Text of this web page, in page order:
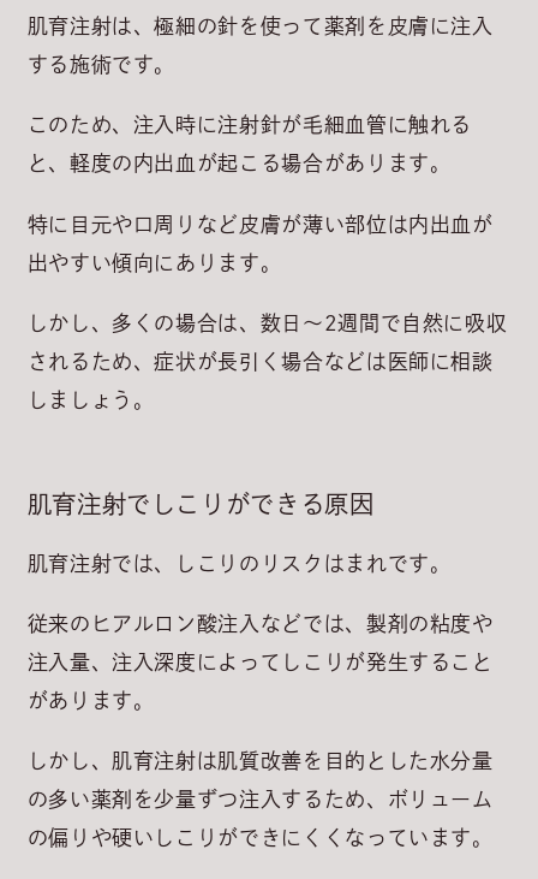
肌育注射は、極細の針を使って薬剤を皮膚に注入
する施術です。
このため、注入時に注射針が毛細血管に触れる
と、軽度の内出血が起こる場合があります。
特に目元や口周りなど皮膚が薄い部位は内出血が
出やすい傾向にあります。
しかし、多くの場合は、 数日～2週間で自然に吸収
される ため、症状が長引く場合などは医師に相談
しましょう。
肌育注射でしこりができる原因
肌育注射では、しこりのリスクはまれです。
従来のヒアルロン酸注入などでは、製剤の粘度や
注入量、注入深度によってしこりが発生すること
があります。
しかし、肌育注射は肌質改善を目的とした水分量
の多い薬剤を少量ずつ注入するため、ボリューム
の偏りや硬いしこりができにくくなっています。